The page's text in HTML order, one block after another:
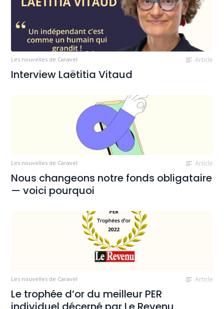
Les nouvelles de Caravel Article
Interview Laëtitia Vitaud
Les nouvelles de Caravel Article
Nous changeons notre fonds obligataire
— voici pourquoi
Les nouvelles de Caravel Article
Le trophée d’or du meilleur PER